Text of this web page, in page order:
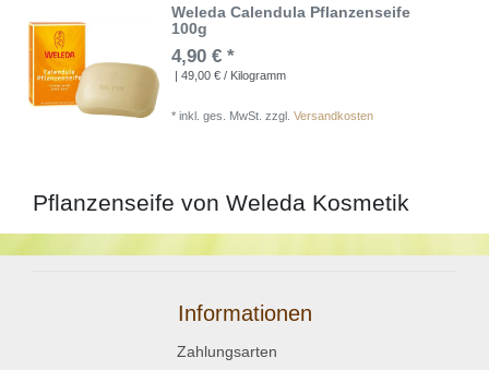
Weleda Calendula Pflanzenseife
100g
4,90 € *
| 49,00 € / Kilogramm
*inkl. ges. MwSt. zzgl.Versandkosten
Pflanzenseife von Weleda Kosmetik
Informationen
Zahlungsarten